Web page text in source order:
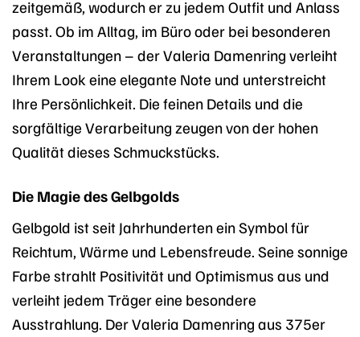
zeitgemäß, wodurch er zu jedem Outfit und Anlass
passt. Ob im Alltag, im Büro oder bei besonderen
Veranstaltungen – der Valeria Damenring verleiht
Ihrem Look eine elegante Note und unterstreicht
Ihre Persönlichkeit. Die feinen Details und die
sorgfältige Verarbeitung zeugen von der hohen
Qualität dieses Schmuckstücks.
Die Magie des Gelbgolds
Gelbgold ist seit Jahrhunderten ein Symbol für
Reichtum, Wärme und Lebensfreude. Seine sonnige
Farbe strahlt Positivität und Optimismus aus und
verleiht jedem Träger eine besondere
Ausstrahlung. Der Valeria Damenring aus 375er